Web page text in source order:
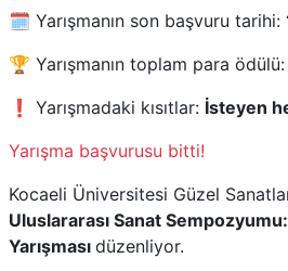
🗓️ Yarışmanın son başvuru tarihi:
🏆 Yarışmanın toplam para ödülü:
❗ Yarışmadaki kısıtlar: İsteyen
Yarışma başvurusu bitti!
Kocaeli Üniversitesi Güzel
Uluslararası Sanat
Yarışması düzenliyor.